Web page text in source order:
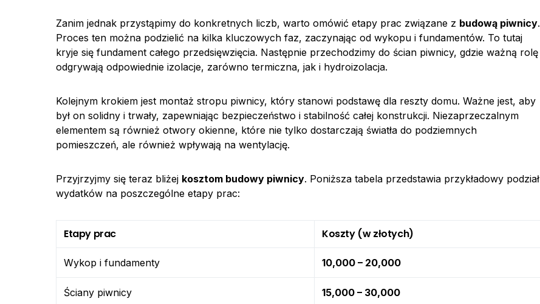
Zanim jednak przystąpimy do konkretnych liczb, warto omówić etapy prac związane z budową piwnicy.
Proces ten można podzielić na kilka kluczowych faz, zaczynając od wykopu i fundamentów. To tutaj
kryje się fundament całego przedsięwzięcia. Następnie przechodzimy do ścian piwnicy, gdzie ważną rolę
odgrywają odpowiednie izolacje, zarówno termiczna, jak i hydroizolacja.
Kolejnym krokiem jest montaż stropu piwnicy, który stanowi podstawę dla reszty domu. Ważne jest, aby
był on solidny i trwały, zapewniając bezpieczeństwo i stabilność całej konstrukcji. Niezaprzeczalnym
elementem są również otwory okienne, które nie tylko dostarczają światła do podziemnych
pomieszczeń, ale również wpływają na wentylację.
Przyjrzyjmy się teraz bliżej kosztom budowy piwnicy. Poniższa tabela przedstawia przykładowy podział
wydatków na poszczególne etapy prac:
Etapy prac Koszty (w złotych)
Wykop i fundamenty 10,000 – 20,000
Ściany piwnicy 15,000 – 30,000